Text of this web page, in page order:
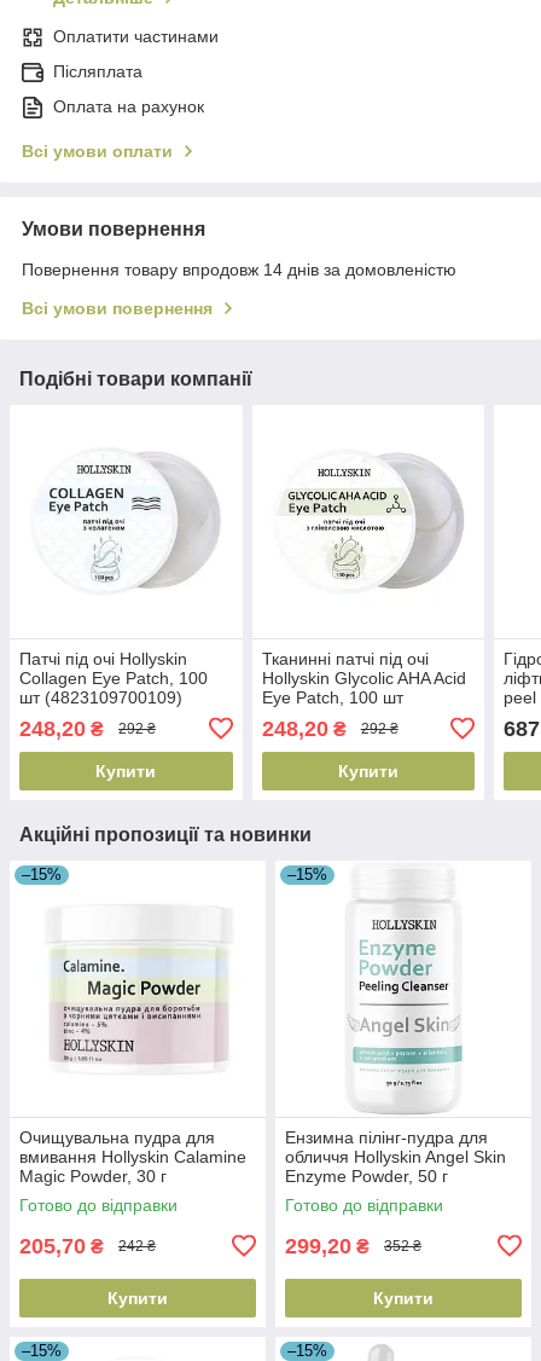
Оплатити частинами
Післяплата
Оплата на рахунок
Всі умови оплати
Умови повернення
Повернення товару впродовж 14 днів за домовленістю
Всі умови повернення
Подібні товари компанії
Патчі під очі Hollyskin
Collagen Eye Patch, 100
шт (4823109700109)
248,20 ₴ 292 ₴
Купити
Тканинні патчі під очі
Hollyskin Glycolic AHA Acid
Eye Patch, 100 шт
248,20₴ 292 ₴
Купити
peel
шт
687
Акційні пропозиції та новинки
–15%
Очищувальна пудра для
вмивання Hollyskin Calamine
Magic Powder, 30 г
(4823109701205)
Готово до відправки
205,70 ₴ 242 ₴
Купити
–15%
Ензимна пілінг-пудра для
обличчя Hollyskin Angel Skin
Enzyme Powder, 50 г
(4823109701106)
Готово до відправки
299,20 ₴ 352 ₴
Купити
–15% –15%